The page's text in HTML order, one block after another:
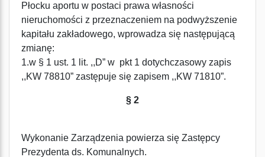
Płocku aportu w postaci prawa własności
nieruchomości z przeznaczeniem na podwyższenie
kapitału zakładowego, wprowadza się następującą
zmianę:
1.w § 1 ust. 1 lit. ,,D” w pkt 1 dotychczasowy zapis
,,KW 78810” zastępuje się zapisem ,,KW 71810”.
§ 2
Wykonanie Zarządzenia powierza się Zastępcy
Prezydenta ds. Komunalnych.